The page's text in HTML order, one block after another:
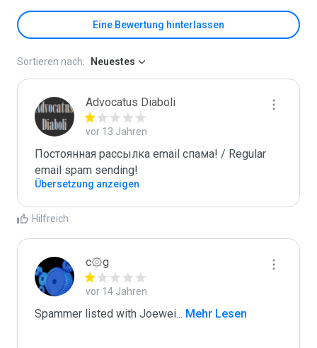
Eine Bewertung hinterlassen
Sortieren nach: Neuestes
Advocatus Diaboli
vor 13 Jahren
Постоянная рассылка email спама! / Regular
email spam sending!
Übersetzung anzeigen
Hilfreich
c۞g
vor 14 Jahren
Spammer listed with Joewei... Mehr Lesen